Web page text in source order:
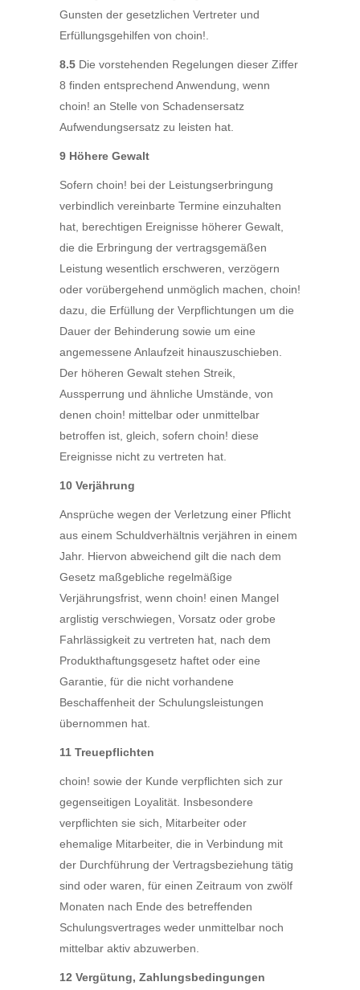
Gunsten der gesetzlichen Vertreter und
Erfüllungsgehilfen von choin!.
8.5 Die vorstehenden Regelungen dieser Ziffer
8 finden entsprechend Anwendung, wenn
choin! an Stelle von Schadensersatz
Aufwendungsersatz zu leisten hat.
9 Höhere Gewalt
Sofern choin! bei der Leistungserbringung
verbindlich vereinbarte Termine einzuhalten
hat, berechtigen Ereignisse höherer Gewalt,
die die Erbringung der vertragsgemäßen
Leistung wesentlich erschweren, verzögern
oder vorübergehend unmöglich machen, choin!
dazu, die Erfüllung der Verpflichtungen um die
Dauer der Behinderung sowie um eine
angemessene Anlaufzeit hinauszuschieben.
Der höheren Gewalt stehen Streik,
Aussperrung und ähnliche Umstände, von
denen choin! mittelbar oder unmittelbar
betroffen ist, gleich, sofern choin! diese
Ereignisse nicht zu vertreten hat.
10 Verjährung
Ansprüche wegen der Verletzung einer Pflicht
aus einem Schuldverhältnis verjähren in einem
Jahr. Hiervon abweichend gilt die nach dem
Gesetz maßgebliche regelmäßige
Verjährungsfrist, wenn choin! einen Mangel
arglistig verschwiegen, Vorsatz oder grobe
Fahrlässigkeit zu vertreten hat, nach dem
Produkthaftungsgesetz haftet oder eine
Garantie, für die nicht vorhandene
Beschaffenheit der Schulungsleistungen
übernommen hat.
11 Treuepflichten
choin! sowie der Kunde verpflichten sich zur
gegenseitigen Loyalität. Insbesondere
verpflichten sie sich, Mitarbeiter oder
ehemalige Mitarbeiter, die in Verbindung mit
der Durchführung der Vertragsbeziehung tätig
sind oder waren, für einen Zeitraum von zwölf
Monaten nach Ende des betreffenden
Schulungsvertrages weder unmittelbar noch
mittelbar aktiv abzuwerben.
12 Vergütung, Zahlungsbedingungen